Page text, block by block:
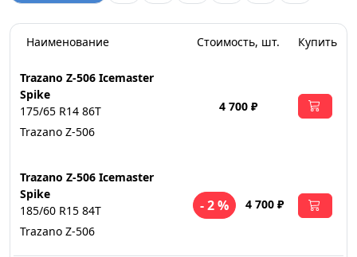
Наименование Стоимость, шт. Купить
Trazano Z-506 Icemaster
Spike
175/65 R14 86T
Trazano Z-506
4 700 ₽
Trazano Z-506 Icemaster
Spike
185/60 R15 84T
Trazano Z-506
- 2 % 4 700 ₽